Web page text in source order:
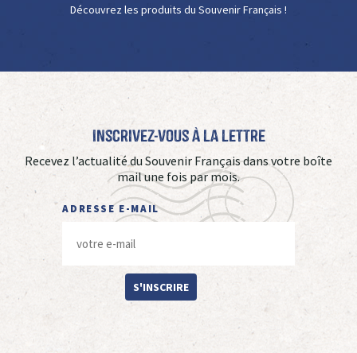
Découvrez les produits du Souvenir Français !
Inscrivez-vous à La Lettre
Recevez l’actualité du Souvenir Français dans votre boîte
mail une fois par mois.
ADRESSE E-MAIL
S'INSCRIRE